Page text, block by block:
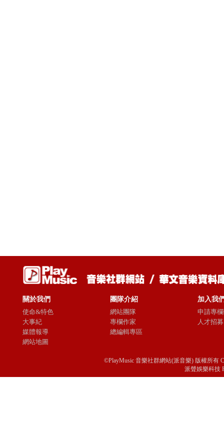
關於我們
使命&特色
大事紀
媒體報導
網站地圖
團隊介紹
網站團隊
專欄作家
總編輯專區
加入我
申請專
人才招募
©PlayMusic 音樂社群網站(派音樂) 版權所有
派聲娛樂科技